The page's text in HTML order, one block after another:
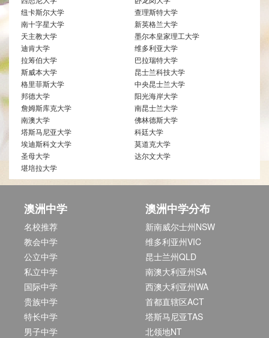
纽卡斯尔大学
查理斯特大学
南十字星大学
新英格兰大学
天主教大学
墨尔本皇家理工大学
迪肯大学
维多利亚大学
拉筹伯大学
巴拉瑞特大学
斯威本大学
昆士兰科技大学
格里菲斯大学
中央昆士兰大学
邦德大学
阳光海岸大学
詹姆斯库克大学
南昆士兰大学
南澳大学
佛林德斯大学
塔斯马尼亚大学
科廷大学
埃迪斯科文大学
莫道克大学
圣母大学
达尔文大学
堪培拉大学
澳洲中学
名校推荐
教会中学
公立中学
私立中学
国际中学
贵族中学
特长中学
男子中学
澳洲中学分布
新南威尔士州NSW
维多利亚州VIC
昆士兰州QLD
南澳大利亚州SA
西澳大利亚州WA
首都直辖区ACT
塔斯马尼亚TAS
北领地NT